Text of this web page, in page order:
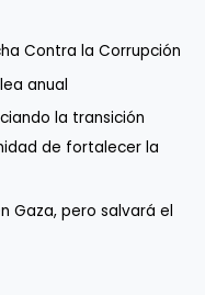
Contra la Corrupción
anual
la transición
de fortalecer la
Gaza, pero salvará el